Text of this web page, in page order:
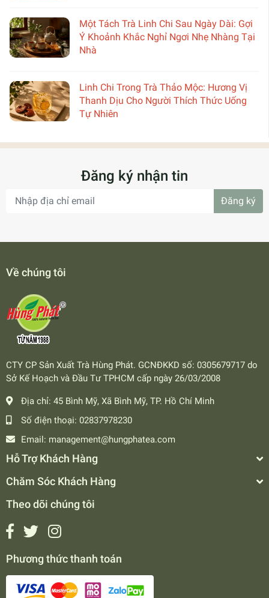
Một Tách Trà Linh Chi Sau Ngày Dài: Gợi
Ý Khoảnh Khắc Nghỉ Ngơi Nhẹ Nhàng Tại
Nhà
Linh Chi Trong Trà Thảo Mộc: Hương Vị
Thanh Dịu Cho Người Thích Thức Uống
Tự Nhiên
Đăng ký nhận tin
Đăng ký
Về chúng tôi
CTY CP Sản Xuất Trà Hùng Phát. GCNĐKKD số: 0305679717 do
Sở Kế Hoạch và Đầu Tư TPHCM cấp ngày 26/03/2008
Địa chỉ: 45 Bình Mỹ, Xã Bình Mỹ, TP. Hồ Chí Minh
Số điện thoại: 02837978230
Email: management@hungphatea.com
Hỗ Trợ Khách Hàng
Chăm Sóc Khách Hàng
Theo dõi chúng tôi
Phương thức thanh toán